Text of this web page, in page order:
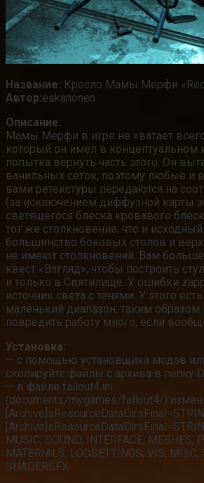
Название: Кресло Мамы Мерфи
Автор:eskanonen
Описание:
Мамы Мерфи в игре не хватает всего
который он имел в концептуальном
попытка вернуть часть этого. Он
ванильных сеток, поэтому любые и
вами ретекстуры передаются на
(за исключением диффузной карты
светящегося блеска кровавого
тот же столкновение, что и исходный
большинство боковых столов и
не имеют столкновений. Вам
квест «Взгляд», чтобы построить
и только в Святилище. У ошибки
источник света с тенями. У этого
маленький диапазон, таким
повредить работу много, если
Установка:
— с помощью установщика модов
скопируйте файлы с архива в папку
— в файле fallout4.ini
(documents/mygames/fallout4/
MUSIC, SOUND, INTERFACE, MESHES,
MATERIALS, LODSETTINGS, VIS, MISC,
SHADERSFX